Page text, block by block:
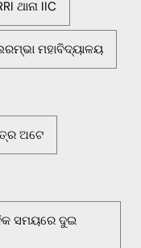
ଥାନା IIC
ମହାବିଦ୍ୟାଳୟ
ଅଟେ
ସମୟରେ ଦୁଇ